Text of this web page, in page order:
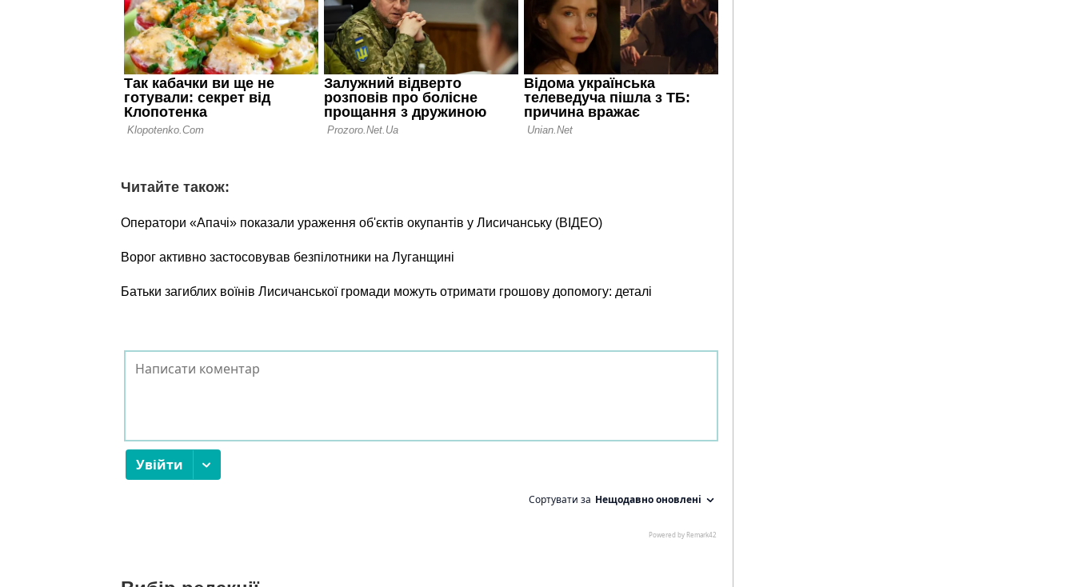
Читайте також:
Оператори «Апачі» показали ураження об'єктів окупантів у Лисичанську (ВІДЕО)
Ворог активно застосовував безпілотники на Луганщині
Батьки загиблих воїнів Лисичанської громади можуть отримати грошову допомогу: деталі